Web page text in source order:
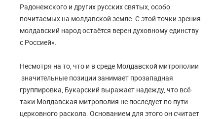
Радонежского и других русских святых, особо
почитаемых на молдавской земле. С этой точки зрения
молдавский народ остаётся верен духовному единству
с Россией».
Несмотря на то, что и в среде Молдавской митрополии
значительные позиции занимает прозападная
группировка, Букарский выражает надежду, что всё-
таки Молдавская митрополия не последует по пути
церковного раскола. Основанием для этого он считает